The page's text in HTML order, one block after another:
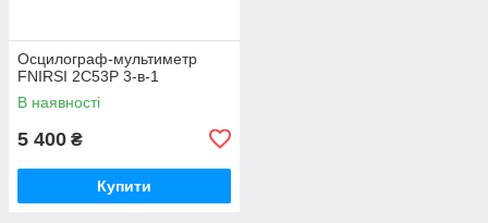
Осцилограф-мультиметр
FNIRSI 2C53P 3-в-1
В наявності
5 400 ₴
Купити